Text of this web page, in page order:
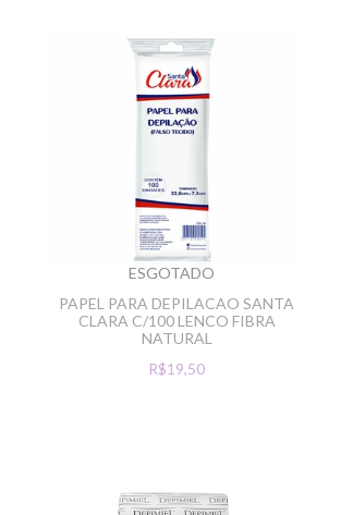
ESGOTADO
PAPEL PARA DEPILACAO SANTA
CLARA C/100 LENCO FIBRA
NATURAL
R$19,50